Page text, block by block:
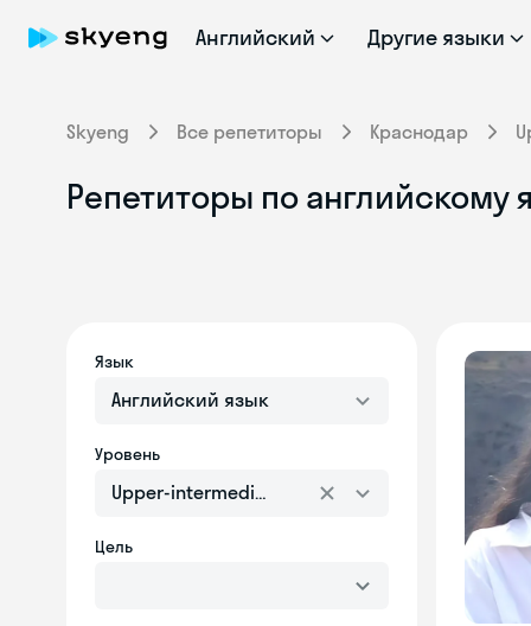
Английский Другие языки
Skyeng Все репетиторы Краснодар
Репетиторы по английскому
Язык
Английский язык
Уровень
Upper-intermediate
Цель